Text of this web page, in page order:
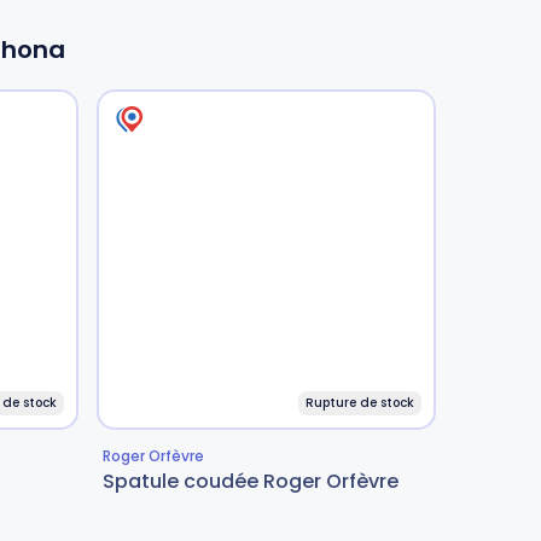
stock Rupture de stock
Roger Orfèvre
Spatule coudée Roger Orfèvre